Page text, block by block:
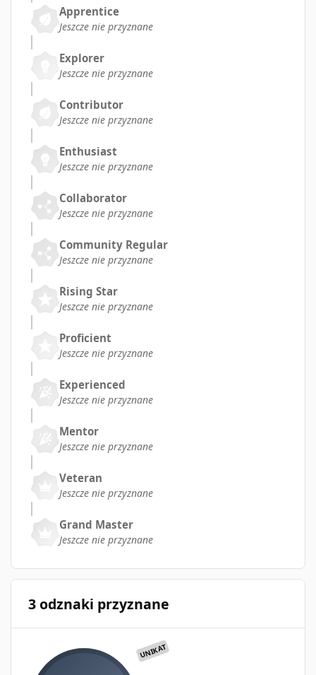
Apprentice
Jeszcze nie przyznane
Explorer
Jeszcze nie przyznane
Contributor
Jeszcze nie przyznane
Enthusiast
Jeszcze nie przyznane
Collaborator
Jeszcze nie przyznane
Community Regular
Jeszcze nie przyznane
Rising Star
Jeszcze nie przyznane
Proficient
Jeszcze nie przyznane
Experienced
Jeszcze nie przyznane
Mentor
Jeszcze nie przyznane
Veteran
Jeszcze nie przyznane
Grand Master
Jeszcze nie przyznane
3 odznaki przyznane
UNIKAT